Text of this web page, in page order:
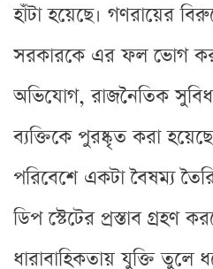
হাঁটা হয়েছে। গণরায়ের
সরকারকে এর ফল ভোগ
অভিযোগ, রাজনৈতিক
ব্যক্তিকে পুরষ্কৃত করা
পরিবেশে একটা বৈষম্য
ডিপ স্টেটের প্রস্তাব গ্রহণ
ধারাবাহিকতায় যুক্তি তুলে